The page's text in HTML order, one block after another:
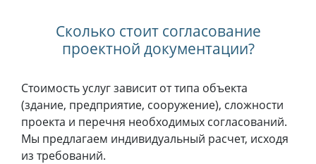
Сколько стоит согласование
проектной документации?
Стоимость услуг зависит от типа объекта
(здание, предприятие, сооружение), сложности
проекта и перечня необходимых согласований.
Мы предлагаем индивидуальный расчет, исходя
из требований.